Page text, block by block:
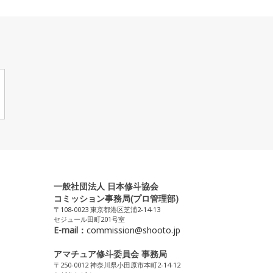
一般社団法人 日本修斗協会
コミッション事務局(プロ管理部)
〒108-0023 東京都港区芝浦2-14-13
セジュール田町201号室
E-mail： commission@shooto.jp
アマチュア修斗委員会 事務局
〒250-0012 神奈川県小田原市本町2-14-12